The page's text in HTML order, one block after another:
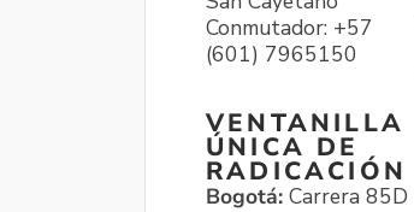
Conmutador: +57
(601) 7965150
VENTANILLA
ÚNICA DE
RADICACIÓN
Bogotá: Carrera 85D